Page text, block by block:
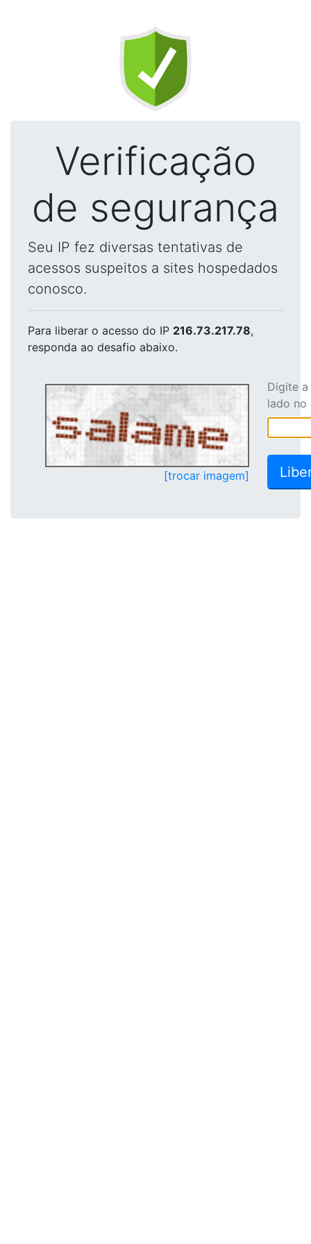
Verificação
de segurança
Seu IP fez diversas tentativas de
acessos suspeitos a sites hospedados
conosco.
Para liberar o acesso do IP 216.73.217.78,
responda ao desafio abaixo.
[trocar imagem]
Digite
lado no